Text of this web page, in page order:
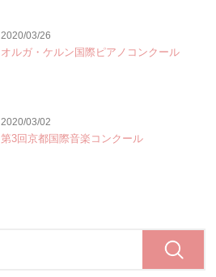
2020/03/26
オルガ・ケルン国際ピアノコンクール
2020/03/02
第3回京都国際音楽コンクール